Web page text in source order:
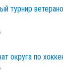
турнир
округа по